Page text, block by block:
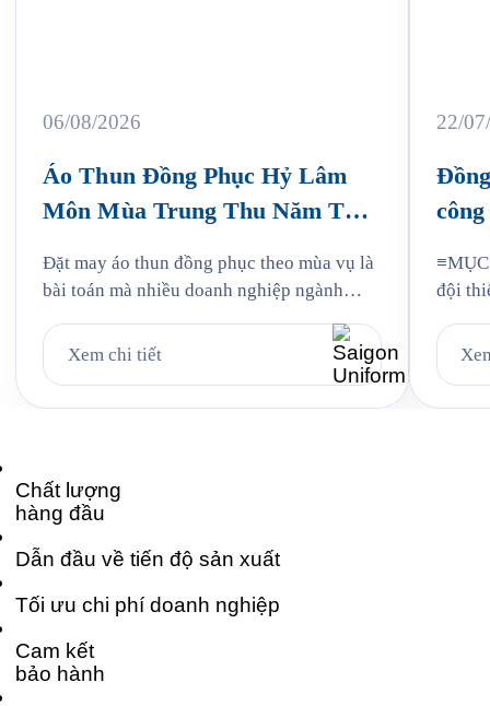
06/08/2026
Áo Thun Đồng Phục Hỷ Lâm
Môn Mùa Trung Thu Năm Thứ
Đặt may áo thun đồng phục theo mùa vụ là
bài toán mà nhiều doanh nghiệp ngành
Môn cũng vậy. Cứ đến hẹn lại lên, mỗi năm
khi mùa bánh Trung Thu về, Hỷ Lâm Môn
Xem chi tiết
22/
đội
mẫu
Quy
Chất lượng
hàng đầu
Dẫn đầu về tiến độ sản xuất
Tối ưu chi phí doanh nghiệp
Cam kết
bảo hành